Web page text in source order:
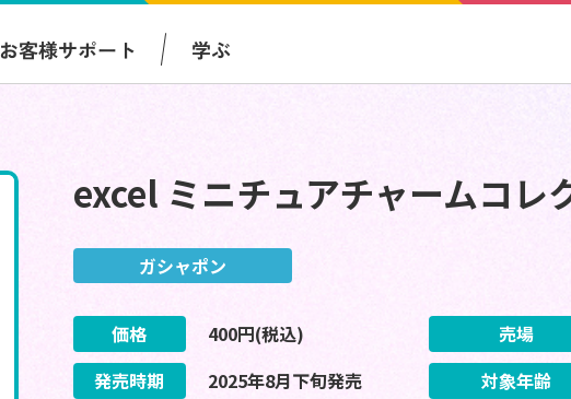
お客様サポート 学ぶ
excel ミニチュアチャームコレ
ガシャポン
価格 400円(税込) 売場
発売時期
2025年8月下旬発売 対象年齢